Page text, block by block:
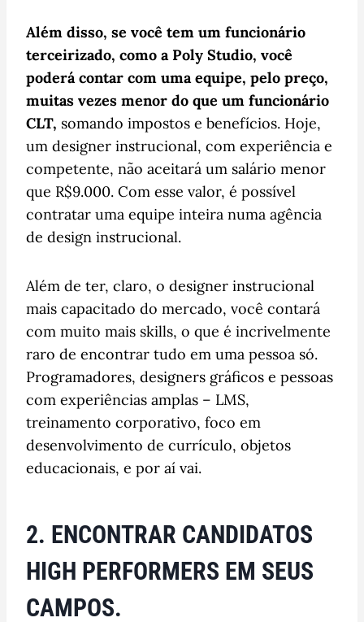
Além disso, se você tem um funcionário
terceirizado, como a Poly Studio, você
poderá contar com uma equipe, pelo preço,
muitas vezes menor do que um funcionário
CLT, somando impostos e benefícios. Hoje,
um designer instrucional, com experiência e
competente, não aceitará um salário menor
que R$9.000. Com esse valor, é possível
contratar uma equipe inteira numa agência
de design instrucional.
Além de ter, claro, o designer instrucional
mais capacitado do mercado, você contará
com muito mais skills, o que é incrivelmente
raro de encontrar tudo em uma pessoa só.
Programadores, designers gráficos e pessoas
com experiências amplas – LMS,
treinamento corporativo, foco em
desenvolvimento de currículo, objetos
educacionais, e por aí vai.
2. ENCONTRAR CANDIDATOS
HIGH PERFORMERS EM SEUS
CAMPOS.